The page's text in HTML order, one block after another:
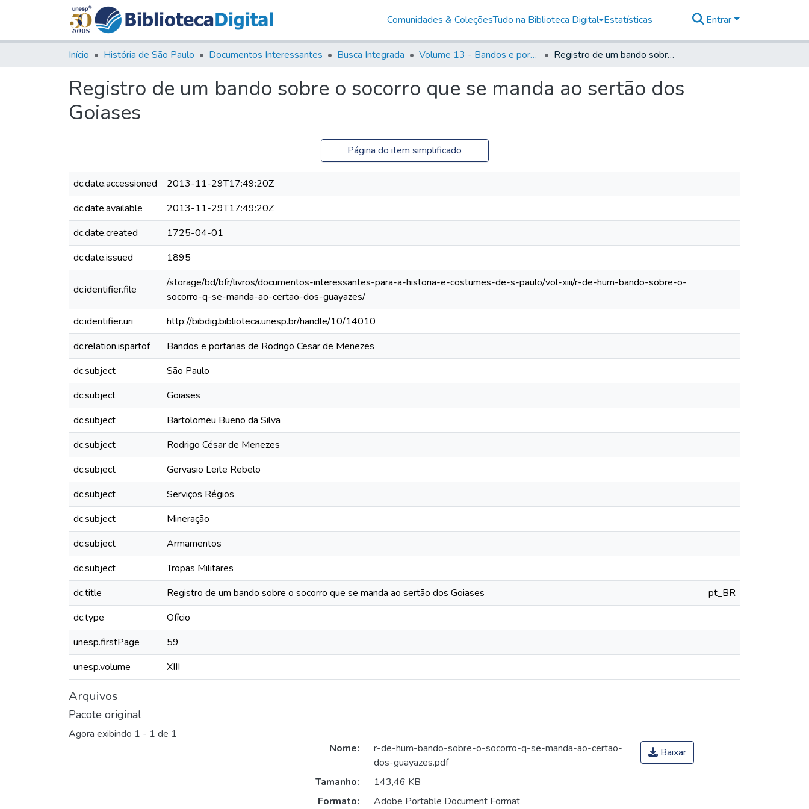
Comunidades & ColeçõesTudo na Biblioteca Digital Estatísticas Entrar
Início História de São Paulo Documentos Interessantes Busca Integrada Volume 13 - Bandos e portarias de Rodrigo Cesar de Menezes Registro de um bando sobre o socorro que se manda ao sertão dos Goiases
Registro de um bando sobre o socorro que se manda ao sertão dos
Goiases
Página do item simplificado
dc.date.accessioned
2013-11-29T17:49:20Z
dc.date.available
2013-11-29T17:49:20Z
dc.date.created
1725-04-01
dc.date.issued
1895
dc.identifier.file
/storage/bd/bfr/livros/documentos-interessantes-para-a-historia-e-costumes-de-s-paulo/vol-xiii/r-de-hum-bando-sobre-o-
socorro-q-se-manda-ao-certao-dos-guayazes/
dc.identifier.uri
http://bibdig.biblioteca.unesp.br/handle/10/14010
dc.relation.ispartof
Bandos e portarias de Rodrigo Cesar de Menezes
dc.subject
São Paulo
dc.subject
Goiases
dc.subject
Bartolomeu Bueno da Silva
dc.subject
Rodrigo César de Menezes
dc.subject
Gervasio Leite Rebelo
dc.subject
Serviços Régios
dc.subject
Mineração
dc.subject
Armamentos
dc.subject
Tropas Militares
dc.title
Registro de um bando sobre o socorro que se manda ao sertão dos Goiases
pt_BR
dc.type
Ofício
unesp.firstPage
59
unesp.volume
XIII
Arquivos
Pacote original
Agora exibindo 1 - 1 de 1
Nome:
r-de-hum-bando-sobre-o-socorro-q-se-manda-ao-certao-
dos-guayazes.pdf
Tamanho:
143,46 KB
Formato:
Adobe Portable Document Format
Baixar